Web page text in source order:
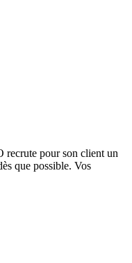
recrute pour son client un
que possible. Vos